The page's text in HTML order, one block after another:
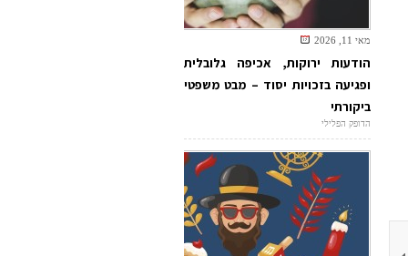
מאי 11, 2026
הודעות ירוקות, אכיפה גלובלית
ופגיעה בזכויות יסוד – מבט משפטי
ביקורתי
הדופק הפלילי